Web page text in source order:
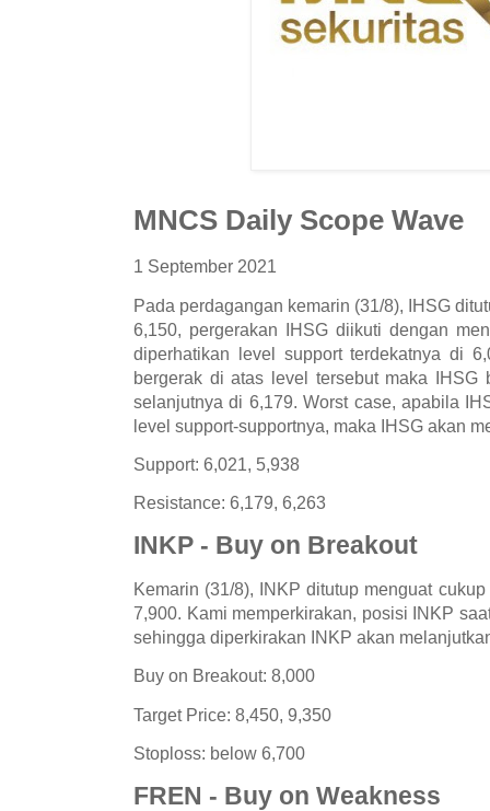
MNCS Daily Scope Wave
1 September 2021
Pada perdagangan kemarin (31/8), IHSG
6,150, pergerakan IHSG diikuti dengan
diperhatikan level support terdekatnya di
bergerak di atas level tersebut maka IHSG
selanjutnya di 6,179. Worst case, apabila
level support-supportnya, maka IHSG akan
Support: 6,021, 5,938
Resistance: 6,179, 6,263
INKP - Buy on Breakout
Kemarin (31/8), INKP ditutup menguat
7,900. Kami memperkirakan, posisi INKP
sehingga diperkirakan INKP akan
Buy on Breakout: 8,000
Target Price: 8,450, 9,350
Stoploss: below 6,700
FREN - Buy on Weakness